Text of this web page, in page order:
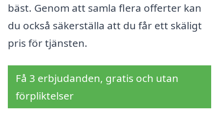
bäst. Genom att samla flera offerter kan
du också säkerställa att du får ett skäligt
pris för tjänsten.
Få 3 erbjudanden, gratis och utan
förpliktelser